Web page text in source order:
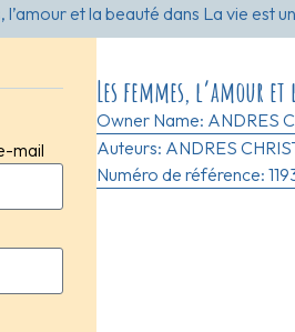
l’amour et la beauté dans La vie est
mail
Les femmes, l’amour
Owner Name: ANDRES
Auteurs: ANDRES
Numéro de référence: